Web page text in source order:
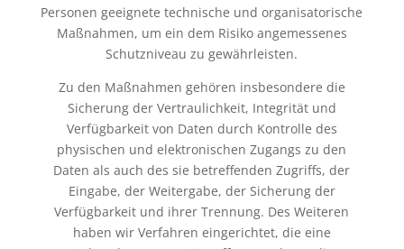
Personen geeignete technische und organisatorische
Maßnahmen, um ein dem Risiko angemessenes
Schutzniveau zu gewährleisten.
Zu den Maßnahmen gehören insbesondere die
Sicherung der Vertraulichkeit, Integrität und
Verfügbarkeit von Daten durch Kontrolle des
physischen und elektronischen Zugangs zu den
Daten als auch des sie betreffenden Zugriffs, der
Eingabe, der Weitergabe, der Sicherung der
Verfügbarkeit und ihrer Trennung. Des Weiteren
haben wir Verfahren eingerichtet, die eine